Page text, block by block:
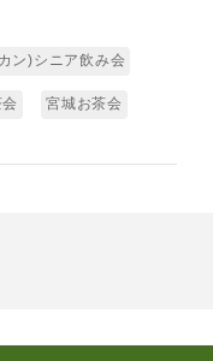
ン)シニア飲み会
宮城お茶会